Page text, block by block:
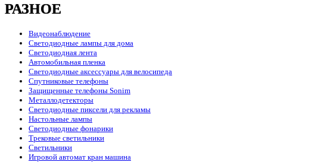
РАЗНОЕ
Видеонаблюдение
Светодиодные лампы для дома
Светодиодная лента
Автомобильная пленка
Светодиодные аксессуары для велосипеда
Спутниковые телефоны
Защищенные телефоны Sonim
Металлодетекторы
Светодиодные пиксели для рекламы
Настольные лампы
Светодиодные фонарики
Трековые светильники
Светильники
Игровой автомат кран машина